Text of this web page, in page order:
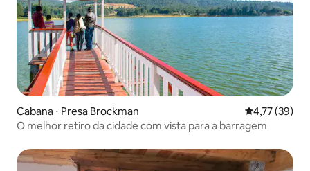
Cabana ⋅ Presa Brockman 4,77 de uma
4,77 (39)
O melhor retiro da cidade com vista para a barragem